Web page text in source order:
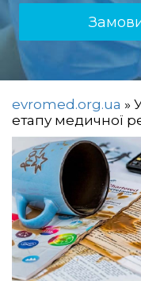
evromed.org.ua »
етапу медичної